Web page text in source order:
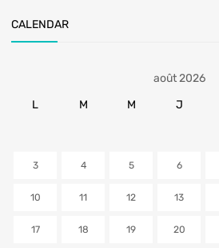
CALENDAR
août 2026
L
M M J
3 4 5 6
10 11 12 13
17 18 19 20